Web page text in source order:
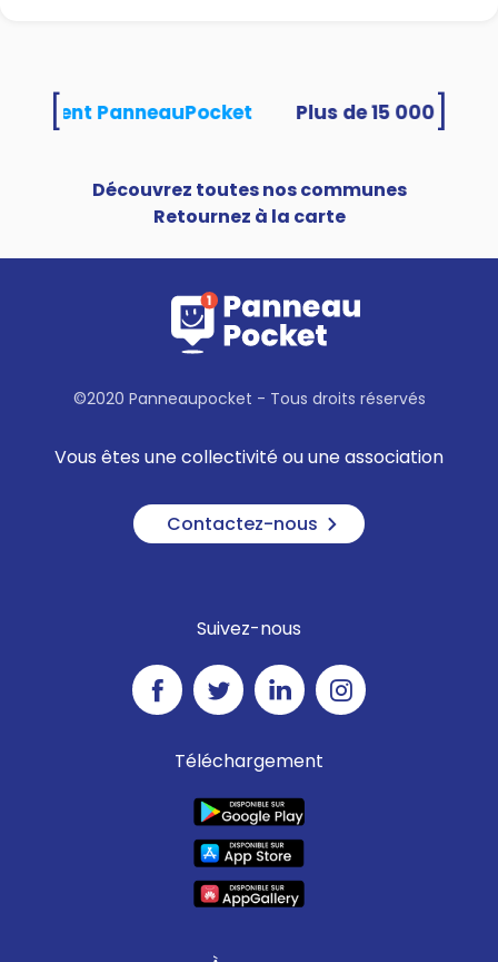
PanneauPocket
Découvrez toutes nos communes
Retournez à la carte
©2020 Panneaupocket - Tous droits réservés
Vous êtes une collectivité ou une association
Contactez-nous
Suivez-nous
Téléchargement